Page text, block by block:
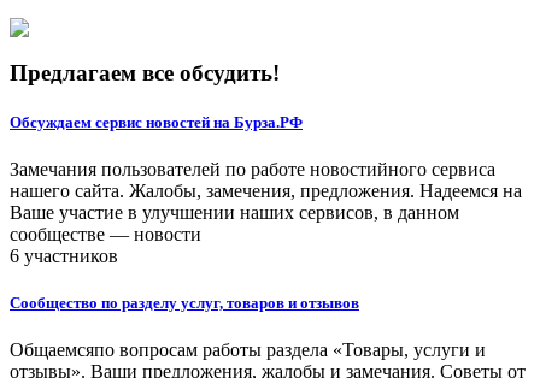
Предлагаем все обсудить!
Обсуждаем сервис новостей на Бурза.РФ
Замечания пользователей по работе новостийного сервиса
нашего сайта. Жалобы, замечения, предложения. Надеемся на
Ваше участие в улучшении наших сервисов, в данном
сообществе — новости
6 участников
Сообщество по разделу услуг, товаров и отзывов
Общаемсяпо вопросам работы раздела «Товары, услуги и
отзывы». Ваши предложения, жалобы и замечания. Советы от